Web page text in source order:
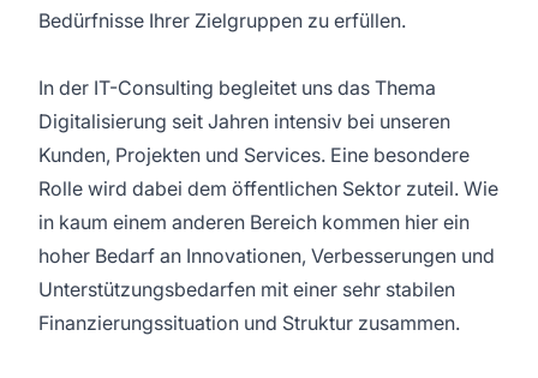
Bedürfnisse Ihrer Zielgruppen zu erfüllen.
In der IT-Consulting begleitet uns das Thema
Digitalisierung seit Jahren intensiv bei unseren
Kunden, Projekten und Services. Eine besondere
Rolle wird dabei dem öffentlichen Sektor zuteil. Wie
in kaum einem anderen Bereich kommen hier ein
hoher Bedarf an Innovationen, Verbesserungen und
Unterstützungsbedarfen mit einer sehr stabilen
Finanzierungssituation und Struktur zusammen.